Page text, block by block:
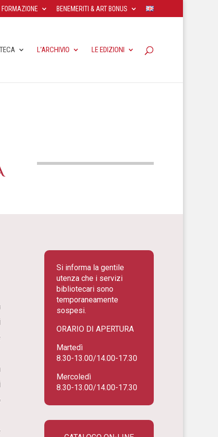
FORMAZIONE BENEMERITI & ART BONUS
L’ARCHIVIO LE EDIZIONI
Si informa la gentile
utenza che i servizi
bibliotecari sono
temporaneamente
sospesi.
ORARIO DI APERTURA
Martedì
8.30-13.00/14.00-17.30
Mercoledì
8.30-13.00/14.00-17.30